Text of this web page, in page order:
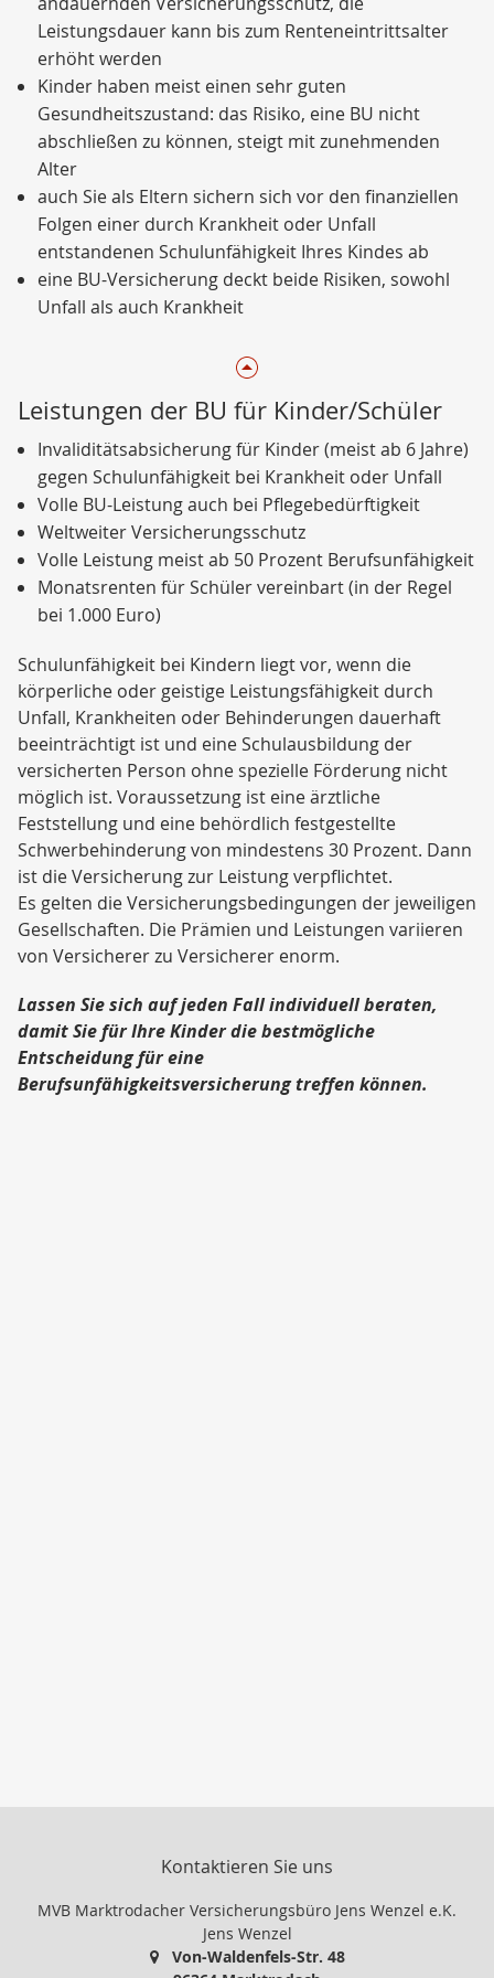
Leistungsdauer kann bis zum Renteneintrittsalter
erhöht werden
Kinder haben meist einen sehr guten
Gesundheitszustand: das Risiko, eine BU nicht
abschließen zu können, steigt mit zunehmenden
Alter
auch Sie als Eltern sichern sich vor den finanziellen
Folgen einer durch Krankheit oder Unfall
entstandenen Schulunfähigkeit Ihres Kindes ab
eine BU-Versicherung deckt beide Risiken, sowohl
Unfall als auch Krankheit
Leistungen der BU für Kinder/Schüler
Invaliditätsabsicherung für Kinder (meist ab 6 Jahre)
gegen Schulunfähigkeit bei Krankheit oder Unfall
Volle BU-Leistung auch bei Pflegebedürftigkeit
Weltweiter Versicherungsschutz
Volle Leistung meist ab 50 Prozent Berufsunfähigkeit
Monatsrenten für Schüler vereinbart (in der Regel
bei 1.000 Euro)
Schulunfähigkeit bei Kindern liegt vor, wenn die
körperliche oder geistige Leistungsfähigkeit durch
Unfall, Krankheiten oder Behinderungen dauerhaft
beeinträchtigt ist und eine Schulausbildung der
versicherten Person ohne spezielle Förderung nicht
möglich ist. Voraussetzung ist eine ärztliche
Feststellung und eine behördlich festgestellte
Schwerbehinderung von mindestens 30 Prozent. Dann
ist die Versicherung zur Leistung verpflichtet.
Es gelten die Versicherungsbedingungen der jeweiligen
Gesellschaften. Die Prämien und Leistungen variieren
von Versicherer zu Versicherer enorm.
Lassen Sie sich auf jeden Fall individuell beraten,
damit Sie für Ihre Kinder die bestmögliche
Entscheidung für eine
Berufsunfähigkeitsversicherung treffen können.
Kontaktieren Sie uns
MVB Marktrodacher Versicherungsbüro Jens Wenzel e.K.
Jens Wenzel
Von-Waldenfels-Str. 48